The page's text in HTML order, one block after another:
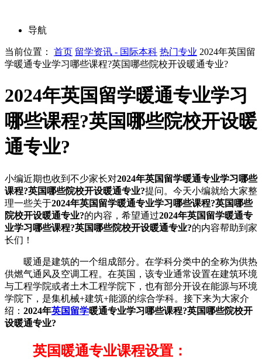
导航
当前位置： 首页 留学资讯 - 国际本科 热门专业 2024年英国留
学暖通专业学习哪些课程?英国哪些院校开设暖通专业?
2024年英国留学暖通专业学习
哪些课程?英国哪些院校开设暖
通专业?
小编近期也收到不少家长对2024年英国留学暖通专业学习哪些
课程?英国哪些院校开设暖通专业?提问。今天小编就给大家整
理一些关于2024年英国留学暖通专业学习哪些课程?英国哪些
院校开设暖通专业?的内容，希望通过2024年英国留学暖通专
业学习哪些课程?英国哪些院校开设暖通专业?的内容帮助到家
长们！
暖通是建筑的一个组成部分。在学科分类中的全称为供热
供燃气通风及空调工程。在英国，该专业通常设置在建筑环境
与工程学院或者土木工程学院下，也有部分开设在能源与环境
学院下，是集机械+建筑+能源的综合学科。接下来为大家介
绍： 2024年英国留学暖通专业学习哪些课程?英国哪些院校开
设暖通专业?
英国暖通专业课程设置：